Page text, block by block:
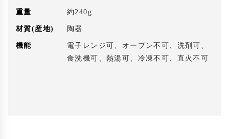
重量 約240g
材質(産地) 陶器
機能
電子レンジ可、オーブン不可、洗剤可、
食洗機可、熱湯可、冷凍不可、直火不可